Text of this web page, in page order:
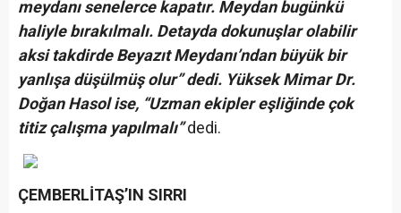
meydanı senelerce kapatır. Meydan bugünkü
haliyle bırakılmalı. Detayda dokunuşlar olabilir
aksi takdirde Beyazıt Meydanı’ndan büyük bir
yanlışa düşülmüş olur” dedi. Yüksek Mimar Dr.
Doğan Hasol ise, “Uzman ekipler eşliğinde çok
titiz çalışma yapılmalı”dedi.
ÇEMBERLİTAŞ’IN SIRRI